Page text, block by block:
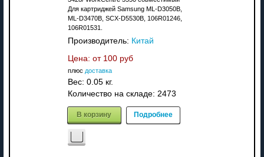
Для картриджей Samsung ML-D3050B,
ML-D3470B, SCX-D5530B, 106R01246,
106R01531.
Производитель: Китай
Цена: от 100 руб
плюс доставка
Вес: 0.05 кг.
Количество на складе: 2473
В корзину Подробнее